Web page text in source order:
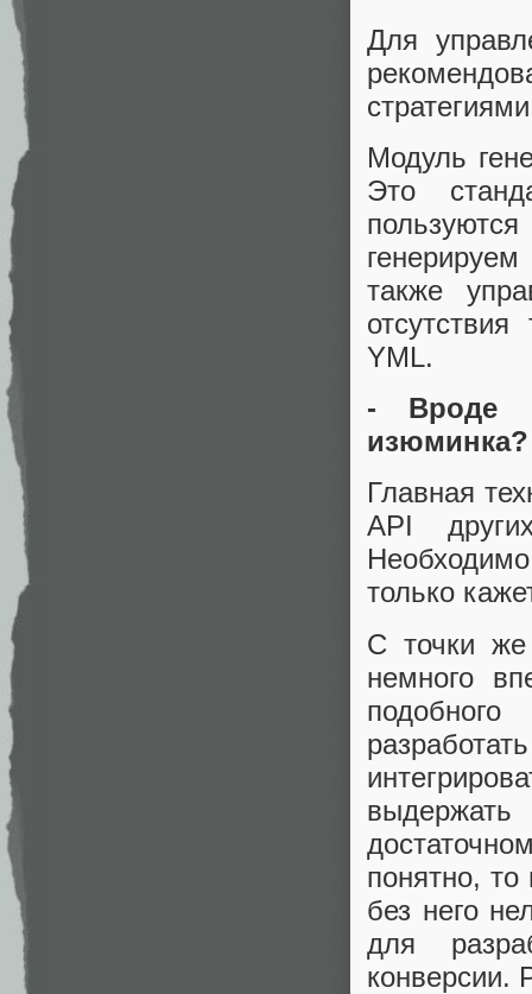
Для
Модуль
Это
также
YML.
- Вроде
изюминка?
Главная
API
только
С точки
немного
выдержать
понятно,
без него
для
конверсии.